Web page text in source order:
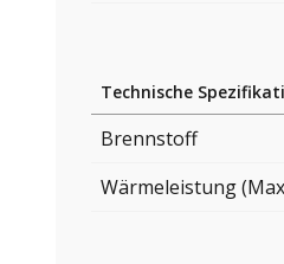
Technische
Brennstoff
Wärmeleistung